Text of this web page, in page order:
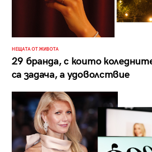
НЕЩАТА ОТ ЖИВОТА
29 бранда, с които
са задача, а удоволствие